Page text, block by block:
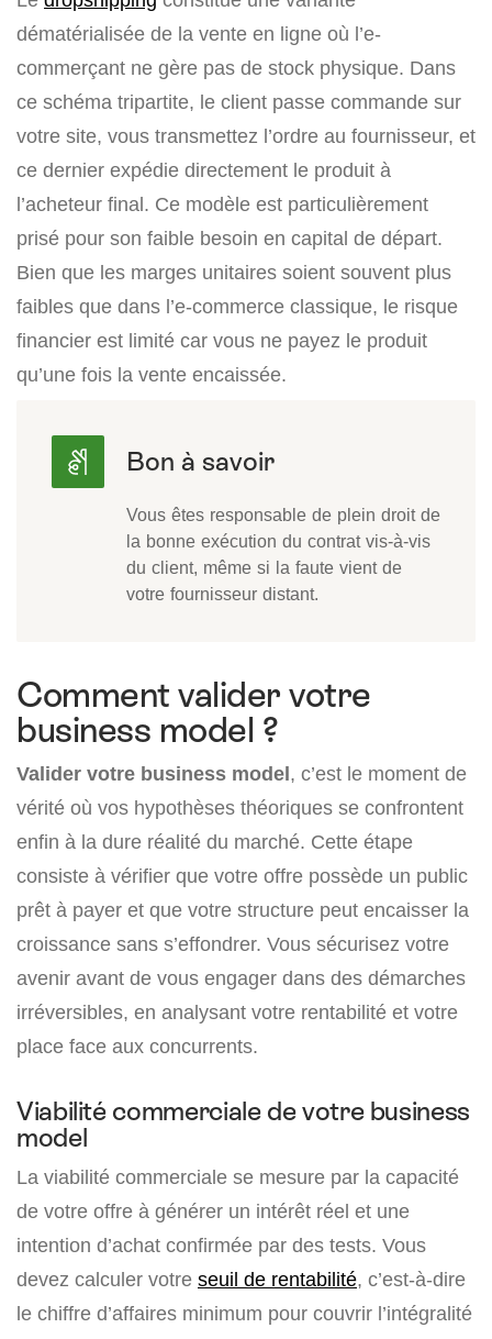
dématérialisée de la vente en ligne où l’e-
commerçant ne gère pas de stock physique. Dans
ce schéma tripartite, le client passe commande sur
votre site, vous transmettez l’ordre au fournisseur, et
ce dernier expédie directement le produit à
l’acheteur final. Ce modèle est particulièrement
prisé pour son faible besoin en capital de départ.
Bien que les marges unitaires soient souvent plus
faibles que dans l’e-commerce classique, le risque
financier est limité car vous ne payez le produit
qu’une fois la vente encaissée.
Vous êtes responsable de plein droit de
la bonne exécution du contrat vis-à-vis
du client, même si la faute vient de
votre fournisseur distant.
Comment valider votre
business model ?
Valider votre business model, c’est le moment de
vérité où vos hypothèses théoriques se confrontent
enfin à la dure réalité du marché. Cette étape
consiste à vérifier que votre offre possède un public
prêt à payer et que votre structure peut encaisser la
croissance sans s’effondrer. Vous sécurisez votre
avenir avant de vous engager dans des démarches
irréversibles, en analysant votre rentabilité et votre
place face aux concurrents.
Viabilité commerciale de votre business
model
La viabilité commerciale se mesure par la capacité
de votre offre à générer un intérêt réel et une
intention d’achat confirmée par des tests. Vous
devez calculer votre seuil de rentabilité, c’est-à-dire
le chiffre d’affaires minimum pour couvrir l’intégralité